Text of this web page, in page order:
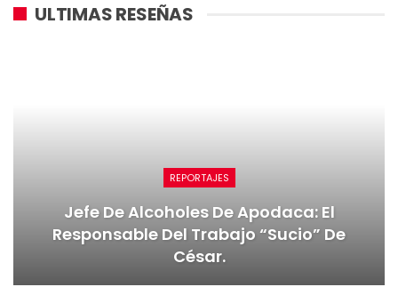
ULTIMAS RESEÑAS
REPORTAJES
Jefe De Alcoholes De Apodaca: El
Responsable Del Trabajo “sucio” De
César.